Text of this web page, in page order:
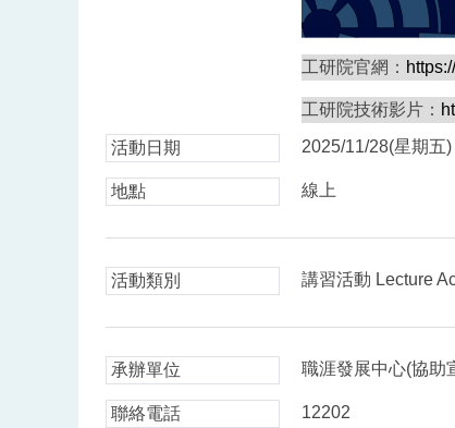
工研院官網：
工研院技術影片：
活動日期 2025/11/28(星期五
地點 線上
活動類別 講習活動 Lecture
承辦單位 職涯發展中心(協助
聯絡電話 12202